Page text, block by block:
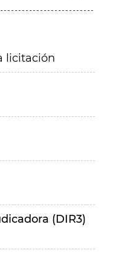
licitación
(DIR3)